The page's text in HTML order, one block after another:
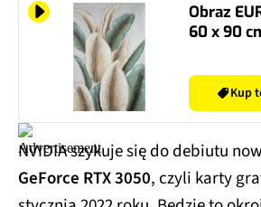
Obraz
60 x 90
Kup
NVIDIA szykuje się do debiutu
GeForce RTX 3050, czyli karty